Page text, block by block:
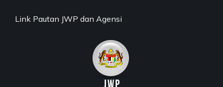
Link Pautan JWP dan Agensi